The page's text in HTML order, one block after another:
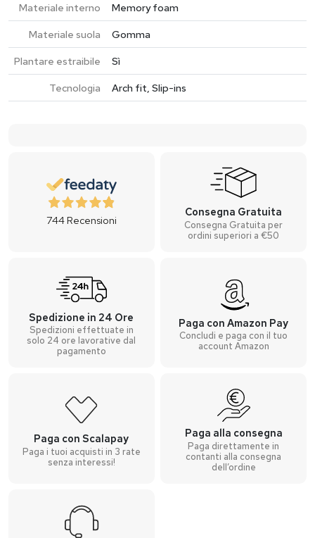
Materiale interno
Memory foam
Materiale suola
Gomma
Plantare estraibile
Sì
Tecnologia
Arch fit, Slip-ins
744Recensioni
Consegna Gratuita
Consegna Gratuita per
ordini superiori a €50
Spedizione in 24 Ore
Spedizioni effettuate in
solo 24 ore lavorative dal
pagamento
Paga con Amazon Pay
Concludi e paga con il tuo
account Amazon
Paga con Scalapay
Paga i tuoi acquisti in 3 rate
senza interessi!
Paga alla consegna
Paga direttamente in
contanti alla consegna
dell’ordine